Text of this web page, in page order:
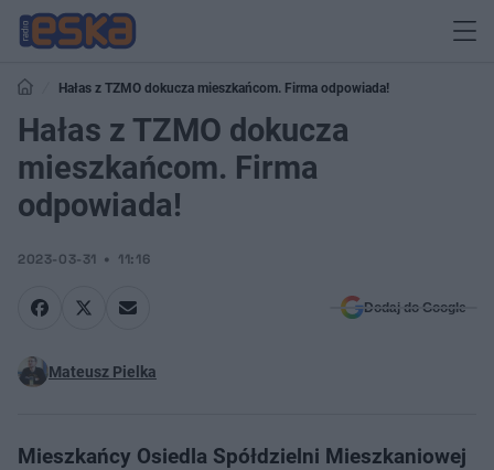
Hałas z TZMO dokucza mieszkańcom. Firma odpowiada!
Hałas z TZMO dokucza
mieszkańcom. Firma
odpowiada!
2023-03-31 11:16
Dodaj do Google
Mateusz Pielka
Mieszkańcy Osiedla Spółdzielni Mieszkaniowej